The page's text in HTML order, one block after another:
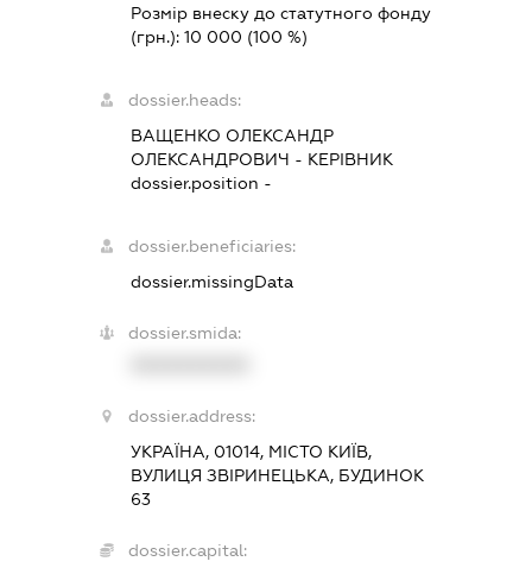
Розмір внеску до статутного фонду
(грн.): 10 000 (100 %)
dossier.heads:
ВАЩЕНКО ОЛЕКСАНДР
ОЛЕКСАНДРОВИЧ - КЕРІВНИК
dossier.position -
dossier.beneficiaries:
dossier.missingData
dossier.smida:
dossier.address:
УКРАЇНА, 01014, МІСТО КИЇВ,
ВУЛИЦЯ ЗВІРИНЕЦЬКА, БУДИНОК
63
dossier.capital: